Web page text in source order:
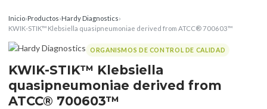
Inicio›Productos›Hardy Diagnostics›
KWIK-STIK™ Klebsiella quasipneumoniae derived from ATCC® 700603™
ORGANISMOS DE CONTROL DE CALIDAD
KWIK-STIK™ Klebsiella
quasipneumoniae derived from
ATCC® 700603™